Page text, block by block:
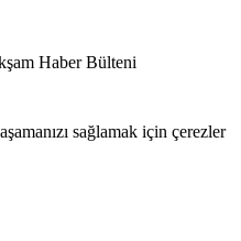
Haber Bülteni
sağlamak için çerezler